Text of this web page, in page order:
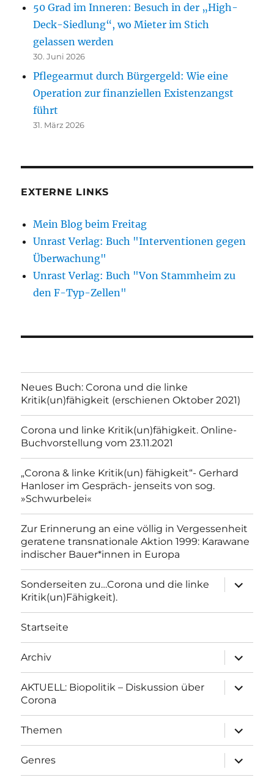
50 Grad im Inneren: Besuch in der „High-
Deck-Siedlung“, wo Mieter im Stich
gelassen werden
30. Juni 2026
Pflegearmut durch Bürgergeld: Wie eine
Operation zur finanziellen Existenzangst
führt
31. März 2026
EXTERNE LINKS
Mein Blog beim Freitag
Unrast Verlag: Buch "Interventionen gegen
Überwachung"
Unrast Verlag: Buch "Von Stammheim zu
den F-Typ-Zellen"
Neues Buch: Corona und die linke
Kritik(un)fähigkeit (erschienen Oktober 2021)
Corona und linke Kritik(un)fähigkeit. Online-
Buchvorstellung vom 23.11.2021
„Corona & linke Kritik(un) fähigkeit“- Gerhard
Hanloser im Gespräch- jenseits von sog.
»Schwurbelei«
Zur Erinnerung an eine völlig in Vergessenheit
geratene transnationale Aktion 1999: Karawane
indischer Bauer*innen in Europa
Sonderseiten zu…Corona und die linke
Kritik(un)Fähigkeit).
anzeigen
Startseite
Archiv
anzeigen
AKTUELL: Biopolitik – Diskussion über
Corona
anzeigen
Themen
anzeigen
Genres
anzeigen